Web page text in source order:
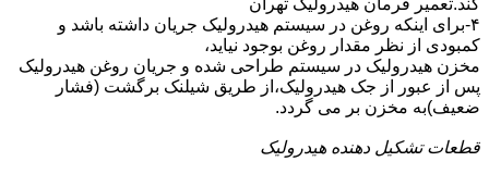
۴-برای اینکه روغن در سیستم هیدرولیک جریان داشته باشد و
کمبودی از نظر مقدار روغن بوجود نیاید،
مخزن هیدرولیک در سیستم طراحی شده و جریان روغن هیدرولیک
پس از عبور از جک هیدرولیک،از طریق شیلنک برگشت (فشار
ضعیف)به مخزن بر می گردد.
قطعات تشکیل دهنده هیدرولیک